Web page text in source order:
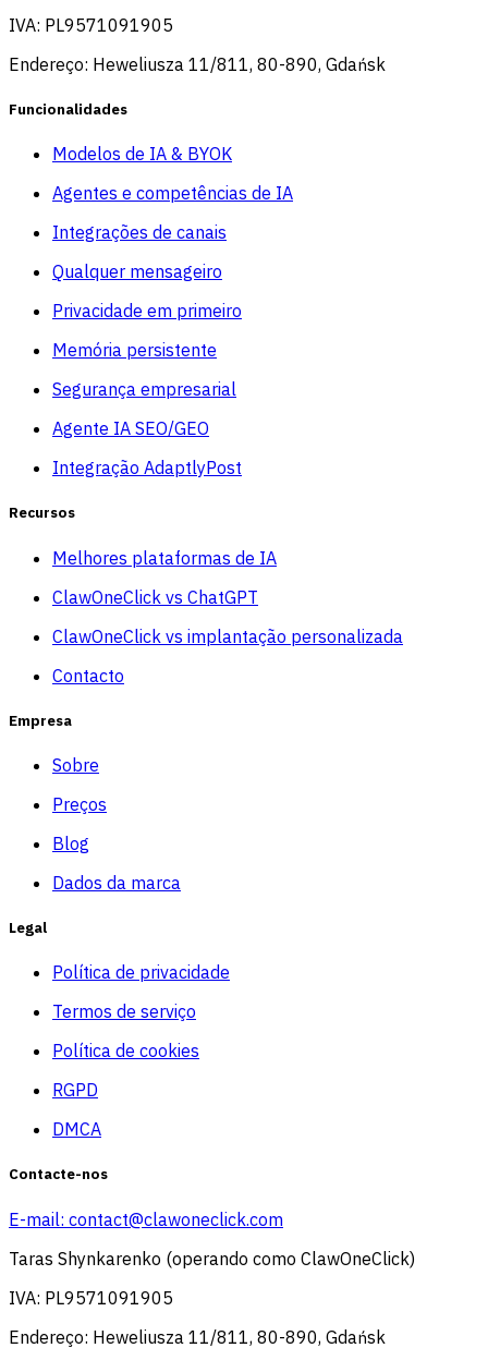
IVA: PL9571091905
Endereço: Heweliusza 11/811, 80-890, Gdańsk
Funcionalidades
Modelos de IA & BYOK
Agentes e competências de IA
Integrações de canais
Qualquer mensageiro
Privacidade em primeiro
Memória persistente
Segurança empresarial
Agente IA SEO/GEO
Integração AdaptlyPost
Recursos
Melhores plataformas de IA
ClawOneClick vs ChatGPT
ClawOneClick vs implantação personalizada
Contacto
Empresa
Sobre
Preços
Blog
Dados da marca
Legal
Política de privacidade
Termos de serviço
Política de cookies
RGPD
DMCA
Contacte-nos
E-mail: contact@clawoneclick.com
Taras Shynkarenko (operando como ClawOneClick)
IVA: PL9571091905
Endereço: Heweliusza 11/811, 80-890, Gdańsk